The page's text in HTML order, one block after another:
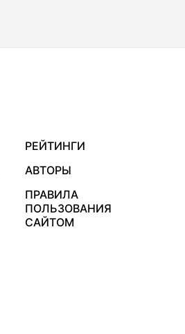
РЕЙТИНГИ
АВТОРЫ
ПРАВИЛА
ПОЛЬЗОВАНИЯ
САЙТОМ